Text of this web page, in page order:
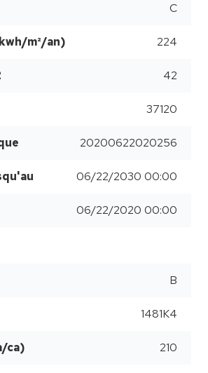
C
m²/an) 224
42
37120
20200622020256
06/22/2030 00:00
06/22/2020 00:00
B
1481K4
ca) 210